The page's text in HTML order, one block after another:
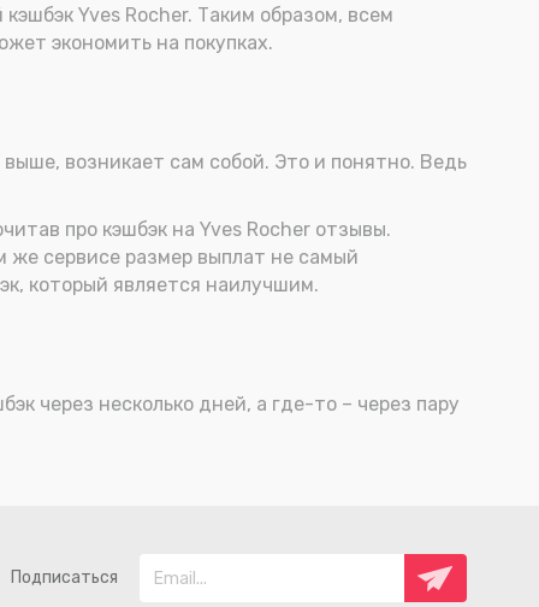
Yves Rocher. Таким образом, всем
экономить на покупках.
выше, возникает сам собой. Это и понятно. Ведь
про кэшбэк на Yves Rocher отзывы.
же сервисе размер выплат не самый
который является наилучшим.
через несколько дней, а где-то – через пару
Подписаться